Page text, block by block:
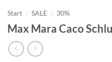
Start / SALE / 30%
Max Mara Caco